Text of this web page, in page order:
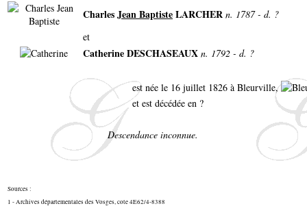
CharlesJean BaptisteLARCHER n. 1787 - d. ?
et
Catherine DESCHASEAUX n. 1792 - d. ?
est née le 16 juillet 1826 à Bleurville,
et est décédée en ?
Descendance inconnue.
Sources :
1 - Archives départementales des Vosges, cote 4E62/4-8388